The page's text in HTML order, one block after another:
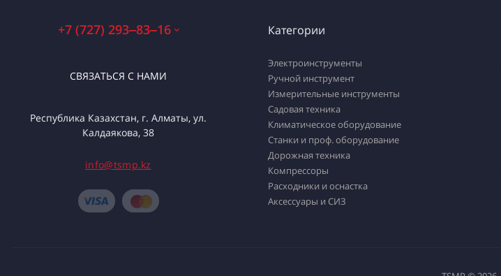
+7 (727) 293‒83‒16
СВЯЗАТЬСЯ С НАМИ
Республика Казахстан, г. Алматы, ул.
Калдаякова, 38
info@tsmp.kz
Категории
Электроинструменты
Ручной инструмент
Измерительные инструменты
Садовая техника
Климатическое оборудование
Станки и проф. оборудование
Дорожная техника
Компрессоры
Расходники и оснастка
Аксессуары и СИЗ